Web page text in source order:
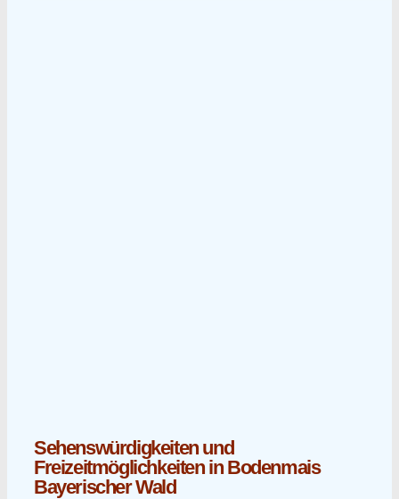
Sehenswürdigkeiten und
Freizeitmöglichkeiten in Bodenmais
Bayerischer Wald